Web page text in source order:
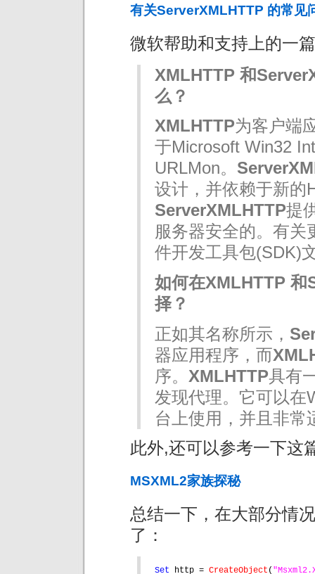
有关ServerXMLHTTP 的常见
微软帮助和支持上的一
XMLHTTP 和
么？
XMLHTTP为客户端
于Microsoft Win32
URLMon。
设计，并依赖于新的
ServerXMLHTTP提
服务器安全的。有关
件开发工具包(SDK)
如何在XMLHTTP 和
择？
正如其名称所示，
器应用程序，而
序。 XMLHTTP具有
发现代理。它可以在
台上使用，并且非常
此外,还可以参考一下这
MSXML2家族探秘
总结一下，在大部分情
了：
Set http = CreateObject (